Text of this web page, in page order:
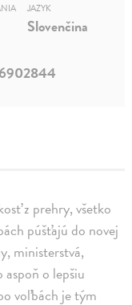
z prehry, všetko
púšťajú do novej
ministerstvá,
o lepšiu
voľbách je tým
JAZYK
Slovenčina